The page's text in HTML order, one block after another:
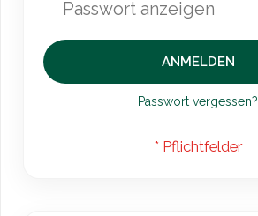
ANMELDEN
Passwort vergessen?